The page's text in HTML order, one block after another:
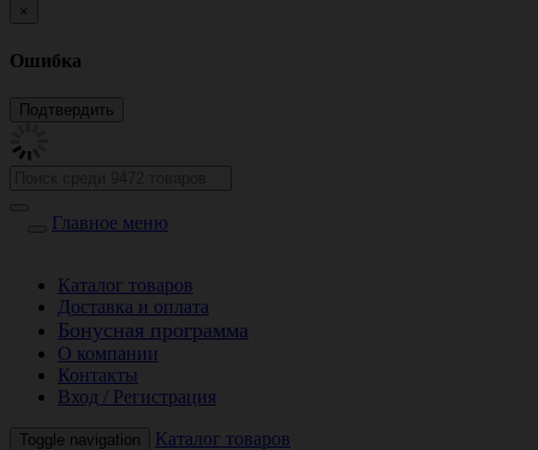
×
Ошибка
Главное меню
Каталог товаров
Доставка и оплата
Бонусная программа
О компании
Контакты
Вход / Регистрация
Toggle navigation Каталог товаров